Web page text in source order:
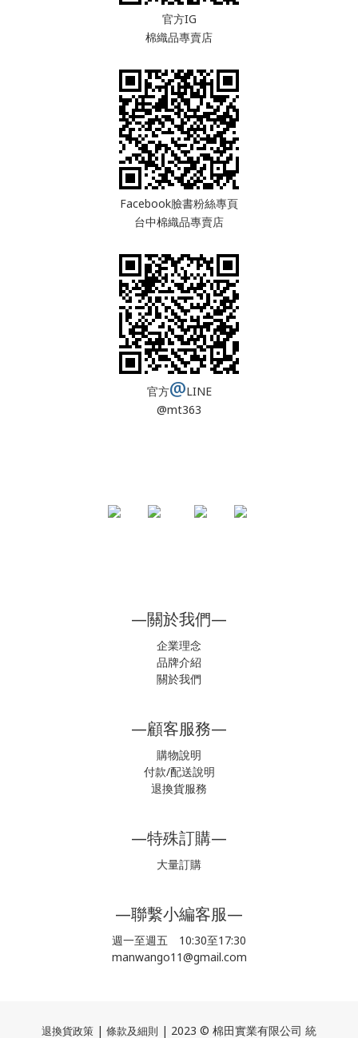
官方IG
棉織品專賣店
Facebook臉書粉絲專頁
台中棉織品專賣店
官方@LINE
@mt363
—關於我們—
企業理念
品牌介紹
關於我們
—顧客服務—
購物說明
付款/配送說明
退換貨服務
—特殊訂購—
大量訂購
—聯繫小編客服—
週一至週五 10:30至17:30
manwango11@gmail.com
退換貨政策 | 條款及細則 | 2023 © 棉田實業有限公司 統